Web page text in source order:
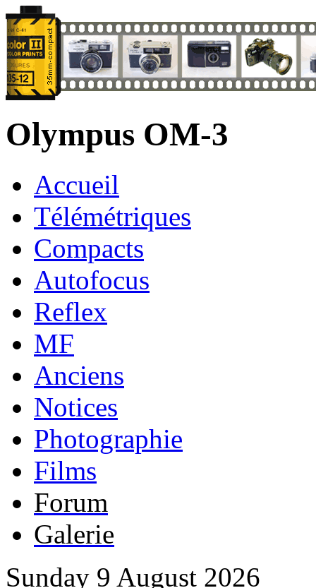
Olympus OM-3
Accueil
Télémétriques
Compacts
Autofocus
Reflex
MF
Anciens
Notices
Photographie
Films
Forum
Galerie
Sunday 9 August 2026